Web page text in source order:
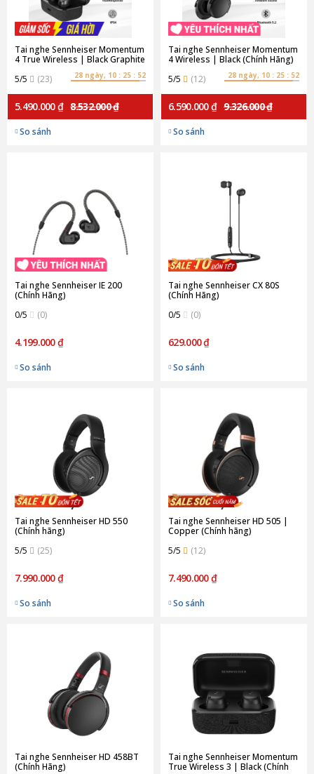
Tai nghe Sennheiser Momentum
4 True Wireless | Black Graphite
5/5
(23) 28 ngày, 10 : 25 : 52
5.490.000 ₫ 8.532.000 ₫
So sánh
Tai nghe Sennheiser Momentum
4 Wireless | Black (Chính Hãng)
5/5
(12) 28 ngày, 10 : 25 : 52
6.590.000 ₫ 9.326.000 ₫
So sánh
Tai nghe Sennheiser IE 200
(Chính Hãng)
0/5
(0)
4.199.000 ₫
So sánh
Tai nghe Sennheiser CX 80S
(Chính Hãng)
0/5
(0)
629.000 ₫
So sánh
Tai nghe Sennheiser HD 550
(Chính hãng)
5/5
(25)
7.990.000 ₫
So sánh
Tai nghe Sennheiser HD 505 |
Copper (Chính hãng)
5/5
(12)
7.490.000 ₫
So sánh
Tai nghe Sennheiser HD 458BT
(Chính Hãng)
Tai nghe Sennheiser Momentum
True Wireless 3 | Black (Chính